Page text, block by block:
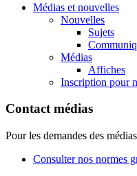
Médias et nouvelles
Nouvelles
Sujets
Médias
Affiches
Inscription pour
Contact médias
Pour les demandes des
Consulter nos normes